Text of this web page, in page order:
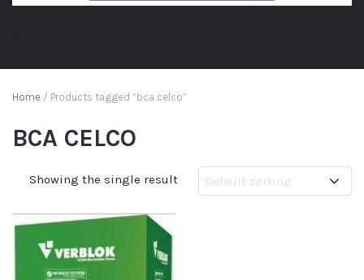
Home / Products tagged “bca celco”
BCA CELCO
Showing the single result